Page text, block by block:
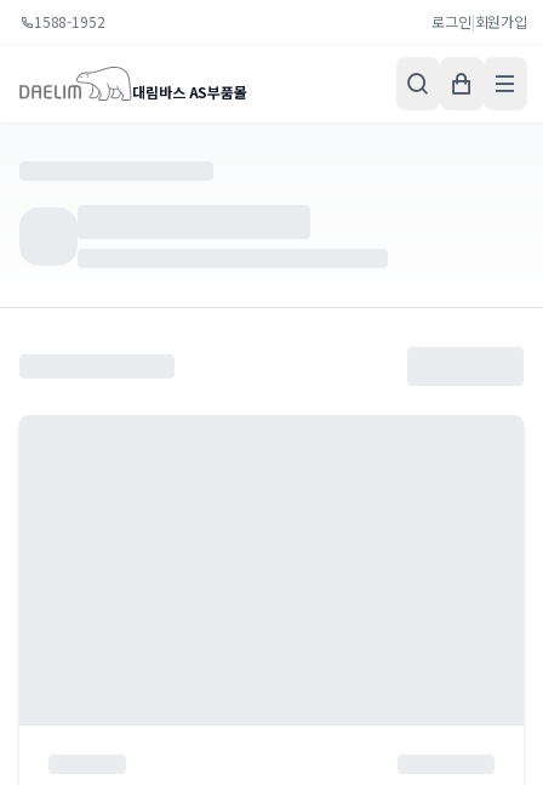
1588-1952 로그인|회원가입
대림바스 AS부품몰